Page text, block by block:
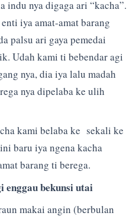
indu nya digaga ari “kacha”.
iya amat-amat barang
palsu ari gaya pemedai
Udah kami ti bebendar agi
nya, dia iya lalu madah
nya dipelaba ke ulih
kami belaba ke sekali ke
baru iya ngena kacha
barang ti berega.
bekunsi utai
makai angin (berbulan